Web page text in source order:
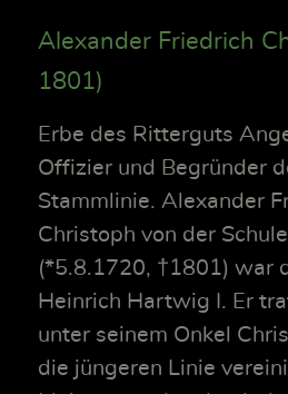
Alexander Friedrich
1801)
Erbe des Ritterguts
Offizier und Begründer
Stammlinie. Alexander
Christoph von der
(*5.8.1720, †1801) war
Heinrich Hartwig I. Er
unter seinem Onkel
die jüngeren Linie